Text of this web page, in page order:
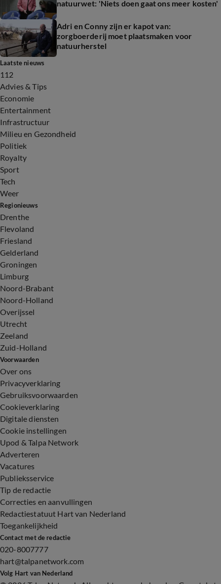
natuurwet: 'Niets doen gaat ons meer kosten'
Adri en Conny zijn er kapot van:
zorgboerderij moet plaatsmaken voor
natuurherstel
Laatste nieuws
112
Advies & Tips
Economie
Entertainment
Infrastructuur
Milieu en Gezondheid
Politiek
Royalty
Sport
Tech
Weer
Regionieuws
Drenthe
Flevoland
Friesland
Gelderland
Groningen
Limburg
Noord-Brabant
Noord-Holland
Overijssel
Utrecht
Zeeland
Zuid-Holland
Voorwaarden
Over ons
Privacyverklaring
Gebruiksvoorwaarden
Cookieverklaring
Digitale diensten
Cookie instellingen
Upod & Talpa Network
Adverteren
Vacatures
Publieksservice
Tip de redactie
Correcties en aanvullingen
Redactiestatuut Hart van Nederland
Toegankelijkheid
Contact met de redactie
020-8007777
hart@talpanetwork.com
Volg Hart van Nederland